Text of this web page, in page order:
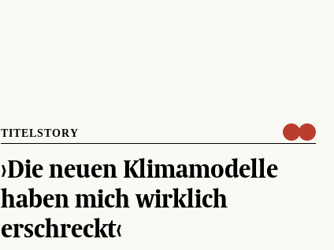
TITELSTORY
›Die neuen Klimamodelle
haben mich wirklich
erschreckt‹